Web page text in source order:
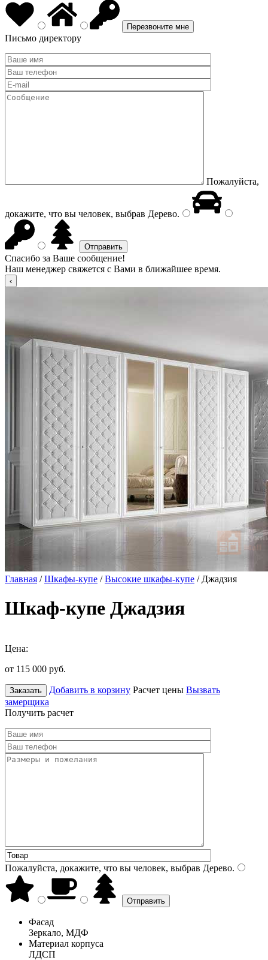
Письмо директору
Пожалуйста,
докажите, что вы человек, выбрав Дерево.
Спасибо за Ваше сообщение!
Наш менеджер свяжется с Вами в ближайшее время.
Главная /Шкафы-купе /Высокие шкафы-купе / Джадзия
Шкаф-купе Джадзия
Цена:
от 115 000 руб.
Заказать Добавить в корзину Расчет цены Вызвать
замерщика
Получить расчет
Пожалуйста, докажите, что вы человек, выбрав Дерево.
Фасад
Зеркало, МДФ
Материал корпуса
ЛДСП